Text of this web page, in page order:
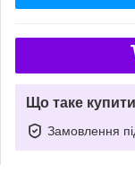
Що таке
Замовлення